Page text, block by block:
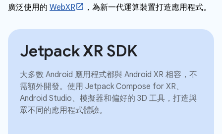
廣泛使用的 WebXR ，為新一代運算裝置打造應用程式。
Jetpack XR SDK
大多數 Android 應用程式都與 Android XR 相容，不
需額外開發。使用 Jetpack Compose for XR、
Android Studio、模擬器和偏好的 3D 工具，打造與
眾不同的應用程式體驗。